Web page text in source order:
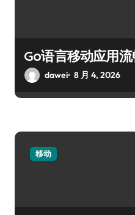
Go语言移动应用
dawei 8 月 4, 2026
移动